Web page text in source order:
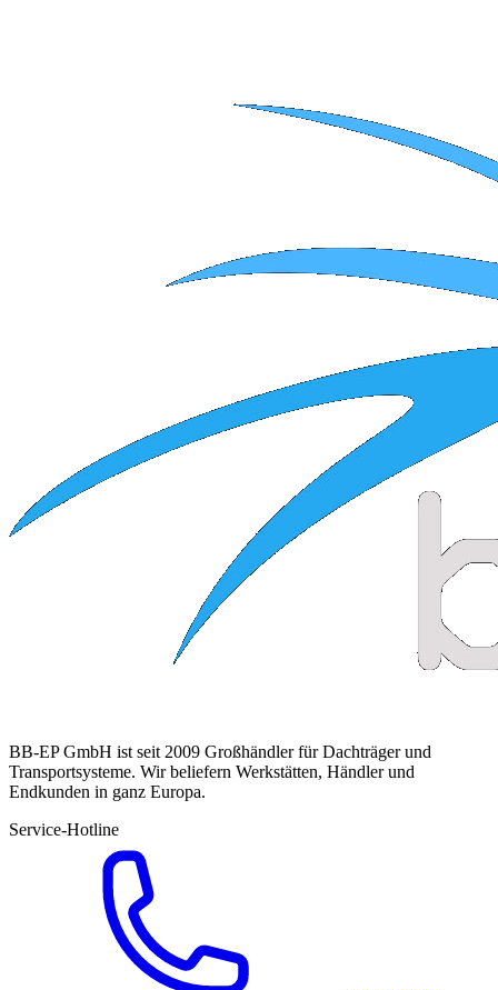
BB-EP GmbH ist seit 2009 Großhändler für Dachträger und
Transportsysteme. Wir beliefern Werkstätten, Händler und
Endkunden in ganz Europa.
Service-Hotline